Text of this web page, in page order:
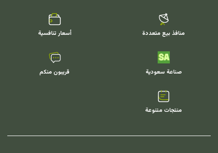
منافذ بيع متعددة أسعار تنافسية
صناعة سعودية قريبون منكم
منتجات متنوعة